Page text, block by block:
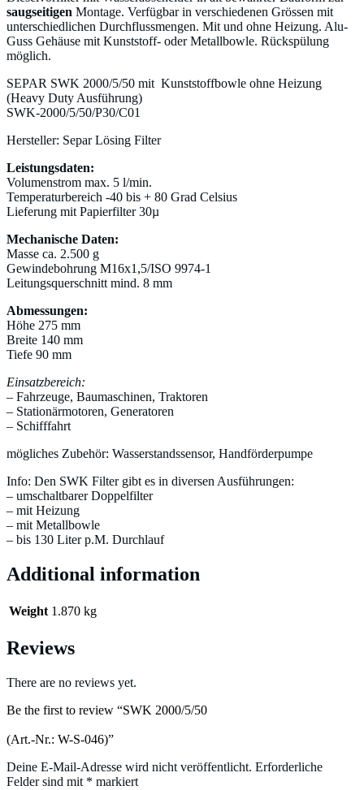
saugseitigen Montage. Verfügbar in verschiedenen Grössen mit
unterschiedlichen Durchflussmengen. Mit und ohne Heizung. Alu-
Guss Gehäuse mit Kunststoff- oder Metallbowle. Rückspülung
möglich.
SEPAR SWK 2000/5/50 mit Kunststoffbowle ohne Heizung
(Heavy Duty Ausführung)
SWK-2000/5/50/P30/C01
Hersteller: Separ Lösing Filter
Leistungsdaten:
Volumenstrom max. 5 l/min.
Temperaturbereich -40 bis + 80 Grad Celsius
Lieferung mit Papierfilter 30µ
Mechanische Daten:
Masse ca. 2.500 g
Gewindebohrung M16x1,5/ISO 9974-1
Leitungsquerschnitt mind. 8 mm
Abmessungen:
Höhe 275 mm
Breite 140 mm
Tiefe 90 mm
Einsatzbereich:
– Fahrzeuge, Baumaschinen, Traktoren
– Stationärmotoren, Generatoren
– Schifffahrt
mögliches Zubehör: Wasserstandssensor, Handförderpumpe
Info: Den SWK Filter gibt es in diversen Ausführungen:
– umschaltbarer Doppelfilter
– mit Heizung
– mit Metallbowle
– bis 130 Liter p.M. Durchlauf
Additional information
Weight 1.870 kg
Reviews
There are no reviews yet.
Be the first to review “SWK 2000/5/50
(Art.-Nr.: W-S-046)”
Deine E-Mail-Adresse wird nicht veröffentlicht. Erforderliche
Felder sind mit * markiert